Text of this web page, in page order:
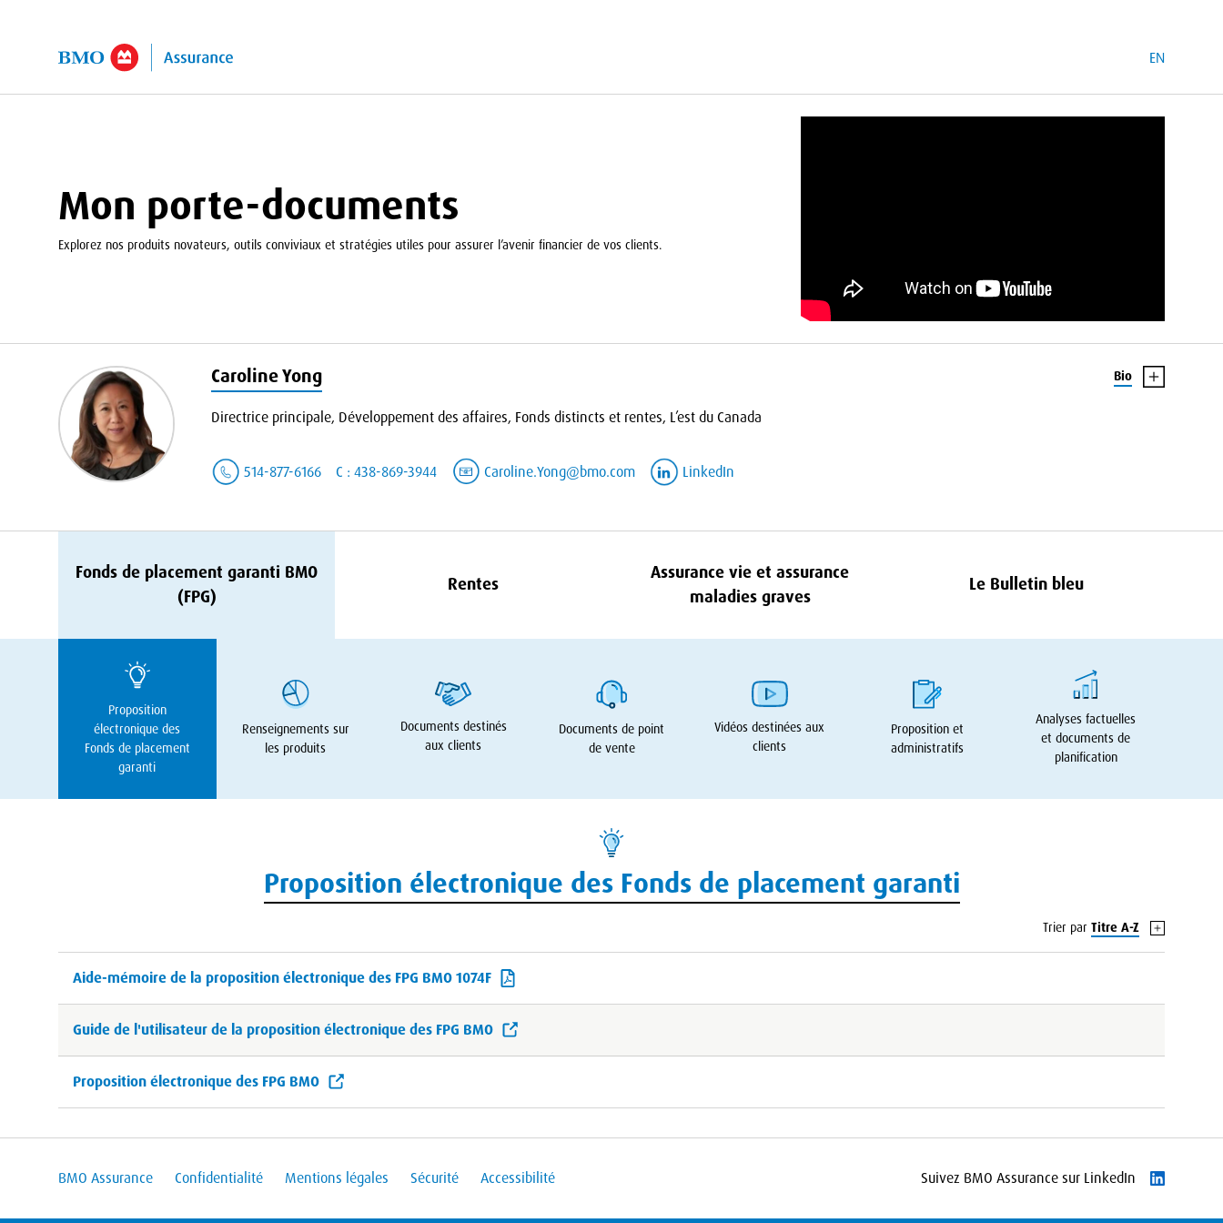
EN
Mon porte-documents
Explorez nos produits novateurs, outils conviviaux et stratégies utiles pour assurer l’avenir financier de vos clients.
Caroline Yong
Directrice principale, Développement des affaires, Fonds distincts et rentes, L’est du Canada
514-877-6166 C : 438-869-3944 Caroline.Yong@bmo.com LinkedIn
Bio
Fonds de placement garanti BMO
(FPG)
Rentes
Assurance vie et assurance
maladies graves
Le Bulletin bleu
Proposition
électronique des
Fonds de placement
garanti
Renseignements sur
les produits
Documents destinés
aux clients
Documents de point
de vente
Vidéos destinées aux
clients
Proposition et
administratifs
Analyses factuelles
et documents de
planification
Proposition électronique des Fonds de placement garanti
Trier par Titre A-Z
Aide-mémoire de la proposition électronique des FPG BMO 1074F
Guide de l'utilisateur de la proposition électronique des FPG BMO
Proposition électronique des FPG BMO
BMO Assurance Confidentialité Mentions légales Sécurité Accessibilité Suivez BMO Assurance sur LinkedIn Suivre